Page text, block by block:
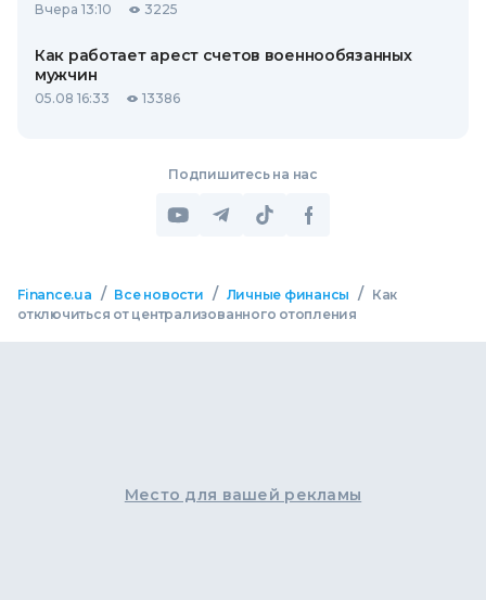
Вчера 13:10 3225
Как работает арест счетов военнообязанных
мужчин
05.08 16:33 13386
Подпишитесь на нас
Finance.ua / Все новости / Личные финансы /
Как
отключиться от централизованного отопления
Место для вашей рекламы